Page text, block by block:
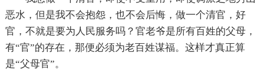
恶水，但是我不会抱怨，也不会后悔，做一个清官，好
官，不就是要为人民服务吗？官老爷是所有百姓的父母，
有“官”的存在，那便必须为老百姓谋福。这样才真正算
是“父母官”。